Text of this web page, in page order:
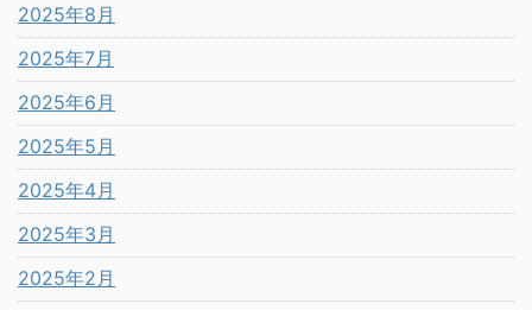
2025年8月
2025年7月
2025年6月
2025年5月
2025年4月
2025年3月
2025年2月